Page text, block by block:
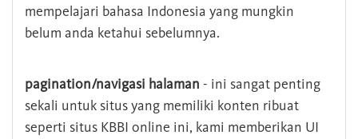
mempelajari bahasa Indonesia yang mungkin
belum anda ketahui sebelumnya.
pagination/navigasi halaman - ini sangat penting
sekali untuk situs yang memiliki konten ribuat
seperti situs KBBI online ini, kami memberikan UI